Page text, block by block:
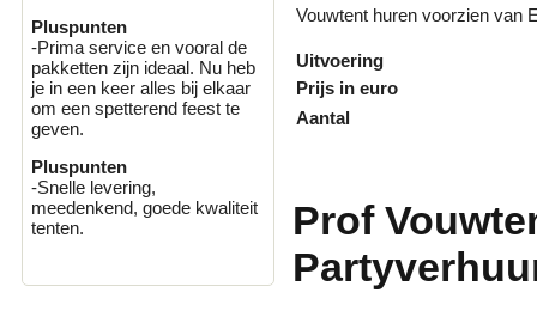
Pluspunten
-Prima service en vooral de
pakketten zijn ideaal. Nu heb
je in een keer alles bij elkaar
om een spetterend feest te
geven.
Pluspunten
-Snelle levering,
meedenkend, goede kwaliteit
tenten.
Vouwtent huren voorzien van
Uitvoering
Prijs in euro
Aantal
Prof